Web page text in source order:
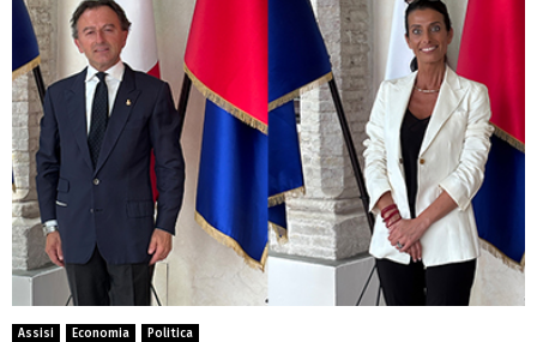
Assisi Economia Politica